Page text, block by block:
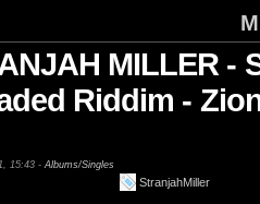
MILLER -
Riddim -
15:43 -Albums/Singles
StranjahMiller